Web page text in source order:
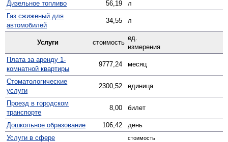
Дизельное топливо
56,19
л
Газ сжиженый для
автомобилей
34,55 л
Услуги стоимость
ед.
измерения
Плата за аренду 1-
комнатной квартиры
9777,24 месяц
Стомато­логические
услуги
2300,52 единица
Проезд в городском
транспорте
8,00 билет
Дошкольное образование 106,42
день
Услуги в сфере
стоимость